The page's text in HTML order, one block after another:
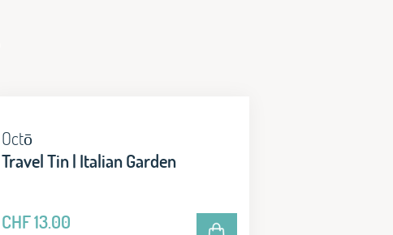
Octō
Travel Tin | Italian Garden
CHF13.00